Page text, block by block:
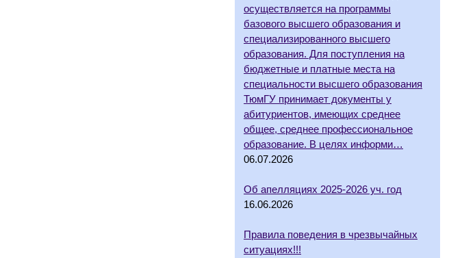
осуществляется на программы
базового высшего образования и
специализированного высшего
образования. Для поступления на
бюджетные и платные места на
специальности высшего образования
ТюмГУ принимает документы у
абитуриентов, имеющих среднее
общее, среднее профессиональное
образование. В целях информи…
06.07.2026
Об апелляциях 2025-2026 уч. год
16.06.2026
Правила поведения в чрезвычайных
ситуациях!!!